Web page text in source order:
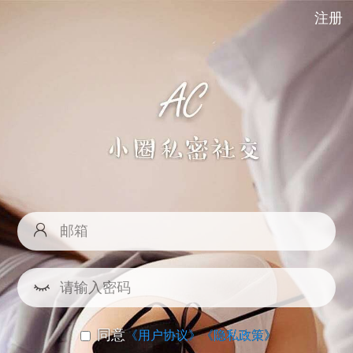
注册
同意《用户协议》《隐私政策》